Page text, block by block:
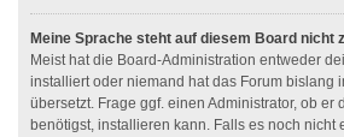
Meine Sprache steht auf diesem Board nicht
Meist hat die Board-Administration entweder
installiert oder niemand hat das Forum bislang
übersetzt. Frage ggf. einen Administrator, ob er
benötigst, installieren kann. Falls es noch nicht